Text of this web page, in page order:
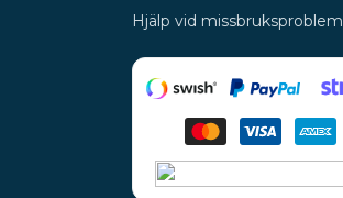
Hjälp vid missbruksproblem